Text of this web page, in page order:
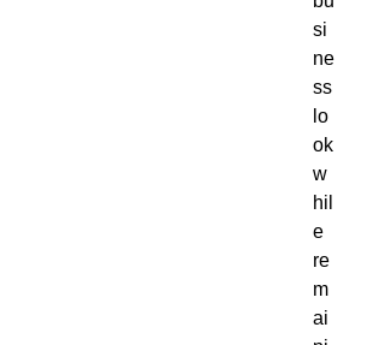
si
ne
ss
lo
ok
w
hil
e
re
m
ai